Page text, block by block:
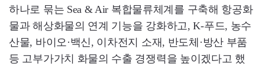
하나로 묶는 Sea & Air 복합물류체계를 구축해 항공화
물과 해상화물의 연계 기능을 강화하고, K-푸드, 농수
산물, 바이오·백신, 이차전지 소재, 반도체·방산 부품
등 고부가가치 화물의 수출 경쟁력을 높이겠다고 했